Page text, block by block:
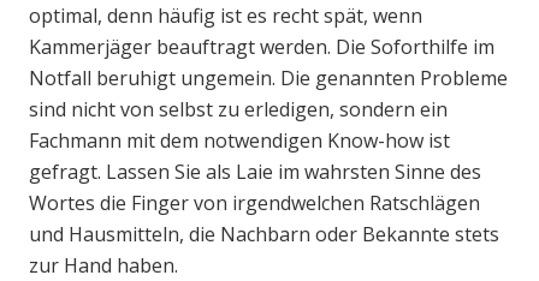
optimal, denn häufig ist es recht spät, wenn
Kammerjäger beauftragt werden. Die Soforthilfe im
Notfall beruhigt ungemein. Die genannten Probleme
sind nicht von selbst zu erledigen, sondern ein
Fachmann mit dem notwendigen Know-how ist
gefragt. Lassen Sie als Laie im wahrsten Sinne des
Wortes die Finger von irgendwelchen Ratschlägen
und Hausmitteln, die Nachbarn oder Bekannte stets
zur Hand haben.